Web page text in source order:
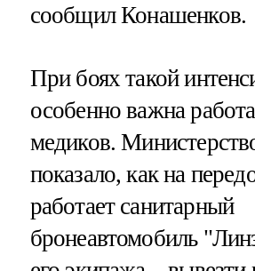
сообщил Конашенков.
При боях такой
особенно важна
медиков.
показало, как на
работает санитарный
бронеавтомобиль